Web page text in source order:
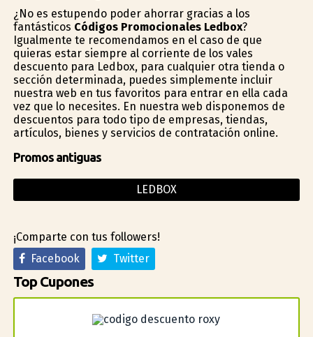
¿No es estupendo poder ahorrar gracias a los
fantásticos Códigos Promocionales Ledbox?
Igualmente te recomendamos en el caso de que
quieras estar siempre al corriente de los vales
descuento para Ledbox, para cualquier otra tienda o
sección determinada, puedes simplemente incluir
nuestra web en tus favoritos para entrar en ella cada
vez que lo necesites. En nuestra web disponemos de
descuentos para todo tipo de empresas, tiendas,
artículos, bienes y servicios de contratación online.
Promos antiguas
LEDBOX
¡Comparte con tus followers!
Facebook
Twitter
Top Cupones